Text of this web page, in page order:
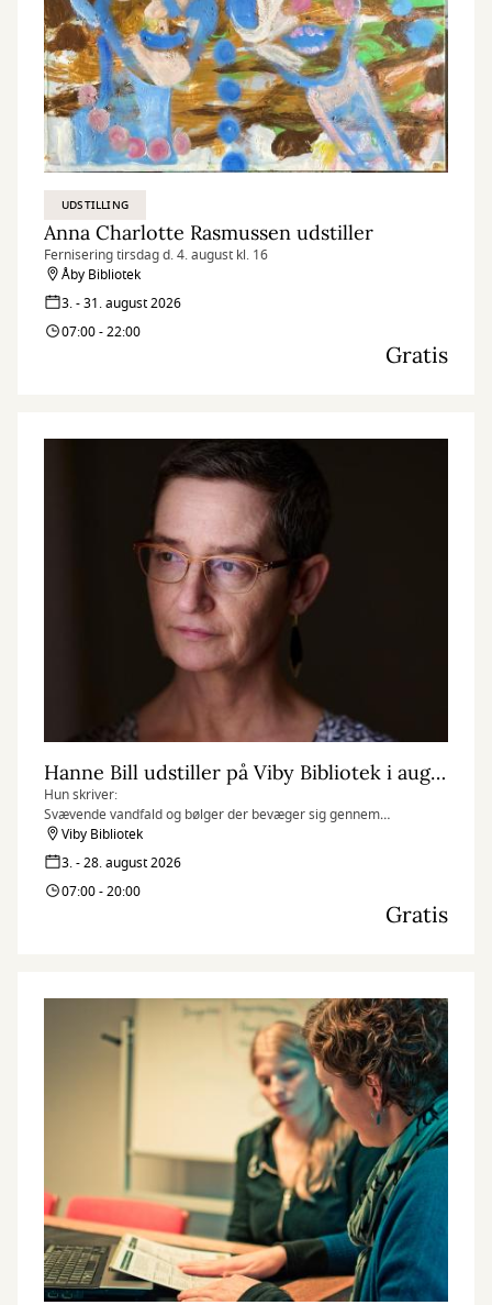
UDSTILLING
Anna Charlotte Rasmussen udstiller
Fernisering tirsdag d. 4. august kl. 16
Åby Bibliotek
3. - 31. august 2026
07:00 - 22:00
Gratis
Hanne Bill udstiller på Viby Bibliotek i august måned
Hun skriver:
Svævende vandfald og bølger der bevæger sig gennem
surrealistiske fantasilandskaber, er blevet mit kunstner-dna. For
mig symboliserer de: kærlighed, forandring, kaos, renselse,
naturen, livskraft og lyd. Ofte er de ledsaget af nødblus og
menneske-/dyrelignende entiteter, der er beskyttere og bringer
værkernes fortælling og efterlader samtidig mindre
uperfektheder, der fungerer som åndehuller og sprækker af lys.
Viby Bibliotek
3. - 28. august 2026
07:00 - 20:00
Gratis